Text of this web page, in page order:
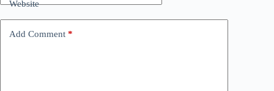
Website
Add Comment *